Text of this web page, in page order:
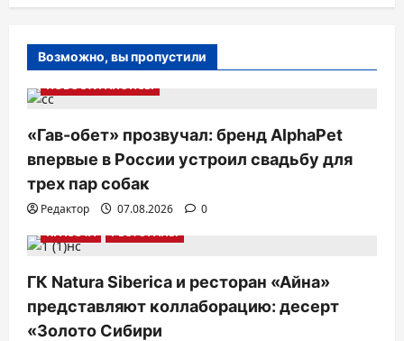
Возможно, вы пропустили
НОВОСТИ АНОНСЫ
«Гав-обет» прозвучал: бренд AlphaPet
впервые в России устроил свадьбу для
трех пар собак
Редактор 07.08.2026
0
КРАСОТА
РЕСТОРАНЫ
ГК Natura Siberica и ресторан «Айна»
представляют коллаборацию: десерт
«Золото Сибири